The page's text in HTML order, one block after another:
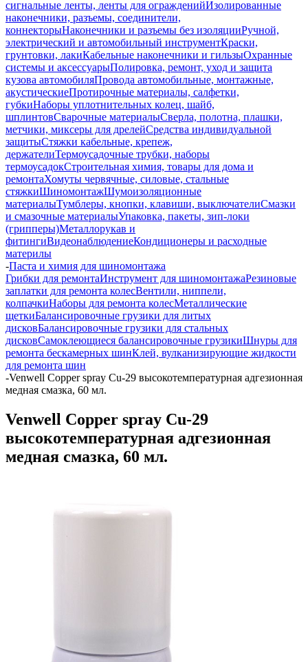
сигнальные ленты, ленты для огражденийИзолированные
наконечники, разъемы, соединители,
коннекторыНаконечники и разъемы без изоляцииРучной,
электрический и автомобильный инструментКраски,
грунтовки, лакиКабельные наконечники и гильзыОхранные
системы и аксессуарыПолировка, ремонт, уход и защита
кузова автомобиляПровода автомобильные, монтажные,
акустическиеПротирочные материалы, салфетки,
губкиНаборы уплотнительных колец, шайб,
шплинтовСварочные материалыСверла, полотна, плашки,
метчики, миксеры для дрелейСредства индивидуальной
защитыСтяжки кабельные, крепеж,
держателиТермоусадочные трубки, наборы
термоусадокСтроительная химия, товары для дома и
ремонтаХомуты червячные, силовые, стальные
стяжкиШиномонтажШумоизоляционные
материалыТумблеры, кнопки, клавиши, выключателиСмазки
и смазочные материалыУпаковка, пакеты, зип-локи
(грипперы)Металлорукав и
фитингиВидеонаблюдениеКондиционеры и расходные
материлы
-Паста и химия для шиномонтажа
Грибки для ремонтаИнструмент для шиномонтажаРезиновые
заплатки для ремонта колесВентили, ниппели,
колпачкиНаборы для ремонта колесМеталлические
щеткиБалансировочные грузики для литых
дисковБалансировочные грузики для стальных
дисковСамоклеющиеся балансировочные грузикиШнуры для
ремонта бескамерных шинКлей, вулканизирующие жидкости
для ремонта шин
-Venwell Copper spray Cu-29 высокотемпературная адгезионная
медная смазка, 60 мл.
Venwell Copper spray Cu-29
высокотемпературная адгезионная
медная смазка, 60 мл.